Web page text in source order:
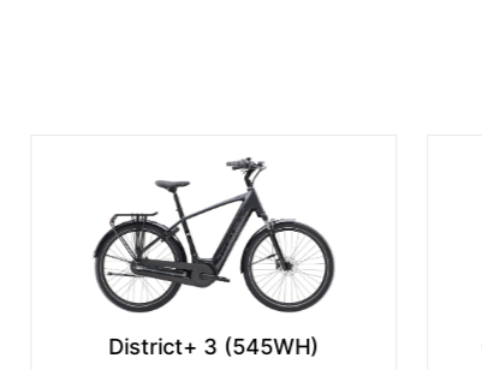
Charter+ 4 Nexus 5 riem